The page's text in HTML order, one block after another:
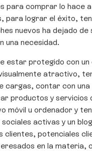
para comprar lo hace
para lograr el éxito,
nuevos ha dejado de
una necesidad.
estar protegido con
atractivo,
cargas, contar con una
productos y servicios
móvil u ordenador y
sociales activas y un
clientes, potenciales
en la materia,